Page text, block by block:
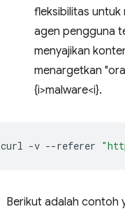
fleksibilitas untuk
agen pengguna
menyajikan
menargetkan
{i>malware<i}.
curl -v --referer
Berikut adalah contoh